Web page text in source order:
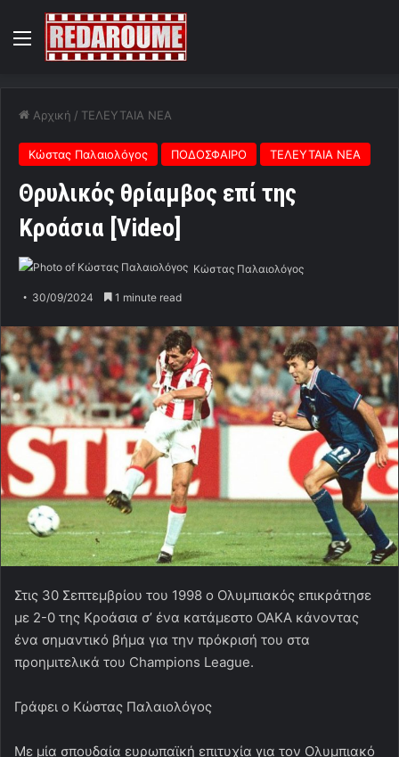
Menu
Αρχική / ΤΕΛΕΥΤΑΙΑ ΝΕΑ
Κώστας Παλαιολόγος ΠΟΔΟΣΦΑΙΡΟ ΤΕΛΕΥΤΑΙΑ ΝΕΑ
Θρυλικός θρίαμβος επί της
Κροάσια [Video]
Κώστας Παλαιολόγος
30/09/2024 1 minute read
Στις 30 Σεπτεμβρίου του 1998 ο Ολυμπιακός επικράτησε
με 2-0 της Κροάσια σ’ ένα κατάμεστο ΟΑΚΑ κάνοντας
ένα σημαντικό βήμα για την πρόκρισή του στα
προημιτελικά του Champions League.
Γράφει ο Κώστας Παλαιολόγος
Με μία σπουδαία ευρωπαϊκή επιτυχία για τον Ολυμπιακό